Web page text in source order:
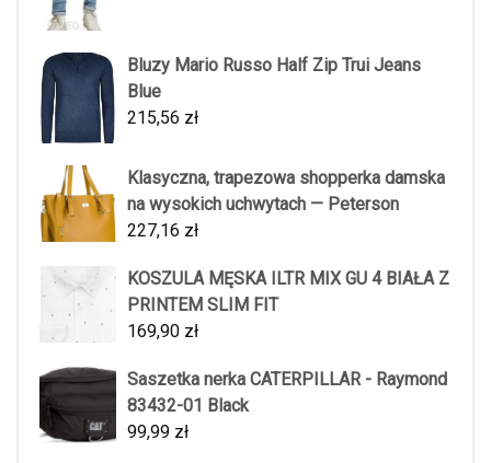
Bluzy Mario Russo Half Zip Trui Jeans
Blue
215,56 zł
Klasyczna, trapezowa shopperka damska
na wysokich uchwytach — Peterson
227,16 zł
KOSZULA MĘSKA ILTR MIX GU 4 BIAŁA Z
PRINTEM SLIM FIT
169,90 zł
Saszetka nerka CATERPILLAR - Raymond
83432-01 Black
99,99 zł